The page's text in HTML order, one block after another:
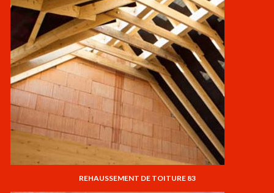
REHAUSSEMENT DE TOITURE 83